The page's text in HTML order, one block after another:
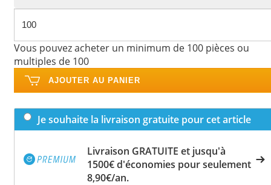
Vous pouvez acheter un minimum de 100 pièces ou
multiples de 100
AJOUTER AU PANIER
Je souhaite la livraison gratuite pour cet article
Livraison GRATUITE et jusqu'à
1500€ d'économies pour seulement
8,90€/an.